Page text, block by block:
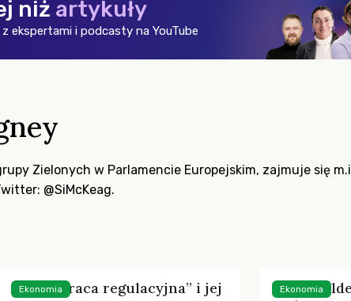
niż artykuły
ekspertami i podcasty na YouTube
Zielonych w Parlamencie Europejskim, zajmuje się
@SiMcKeag.
„Współpraca regulacyjna” i jej
Ekonomia
Co
Ekonomia